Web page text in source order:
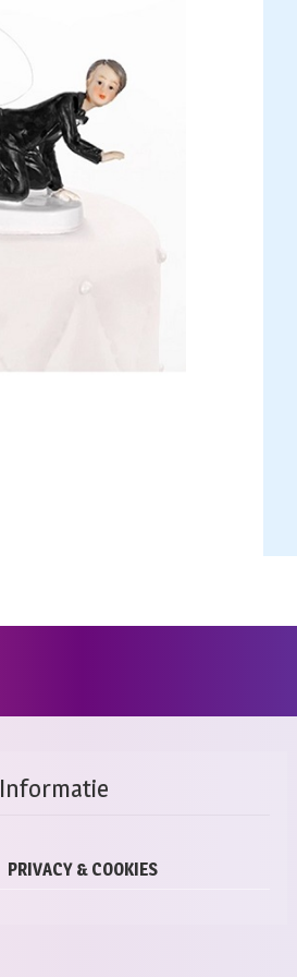
Informatie
PRIVACY & COOKIES